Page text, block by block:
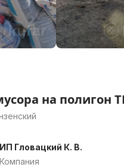
на полигон
ИП Гловацкий К. В.
Компания